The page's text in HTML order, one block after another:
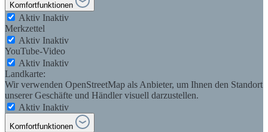
Komfortfunktionen
Aktiv Inaktiv
Merkzettel
Aktiv Inaktiv
YouTube-Video
Aktiv Inaktiv
Landkarte:
Wir verwenden OpenStreetMap als Anbieter, um Ihnen den Standort
unserer Geschäfte und Händler visuell darzustellen.
Aktiv Inaktiv
Komfortfunktionen